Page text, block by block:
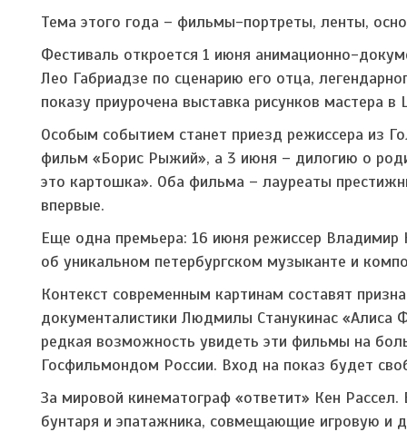
Тема этого года – фильмы-портреты, ленты,
Фестиваль откроется 1 июня анимационно-
Лео Габриадзе по сценарию его отца,
показу приурочена выставка рисунков мастера
Особым событием станет приезд режиссера из
фильм «Борис Рыжий», а 3 июня – дилогию о
это картошка». Оба фильма – лауреаты
впервые.
Еще одна премьера: 16 июня режиссер Владимир
об уникальном петербургском музыканте и
Контекст современным картинам составят
документалистики Людмилы Станукинас
редкая возможность увидеть эти фильмы на
Госфильмондом России. Вход на показ будет
За мировой кинематограф «ответит» Кен
бунтаря и эпатажника, совмещающие игровую и